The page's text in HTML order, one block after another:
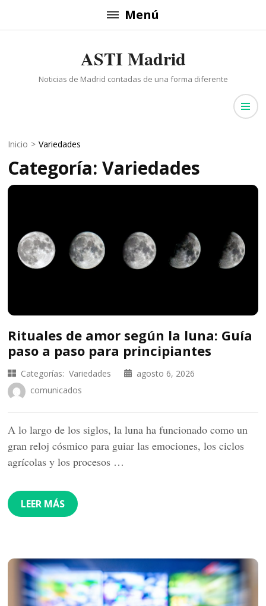
al
Menú
ASTI Madrid
Noticias de Madrid contadas de una forma diferente
Inicio > Variedades
Categoría: Variedades
Rituales de amor según la luna: Guía
paso a paso para principiantes
Categorías: Variedades
agosto 6, 2026
comunicados
A lo largo de los siglos, la luna ha funcionado como un
gran reloj cósmico para guiar las emociones, los ciclos
agrícolas y los procesos …
LEER MÁS